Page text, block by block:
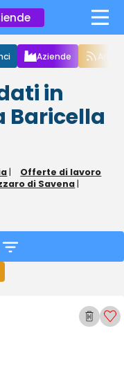
×
Aziende
in
Baricella
|
Offerte di lavoro
di Savena |